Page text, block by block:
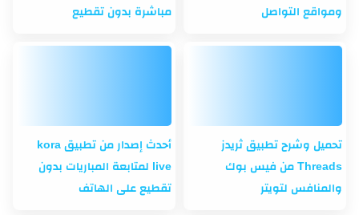
ومواقع التواصل
مباشرة بدون تقطيع
تحميل وشرح تطبيق ثريدز
Threads من فيس بوك
والمنافس لتويتر
أحدث إصدار من تطبيق kora
live لمتابعة المباريات بدون
تقطيع على الهاتف